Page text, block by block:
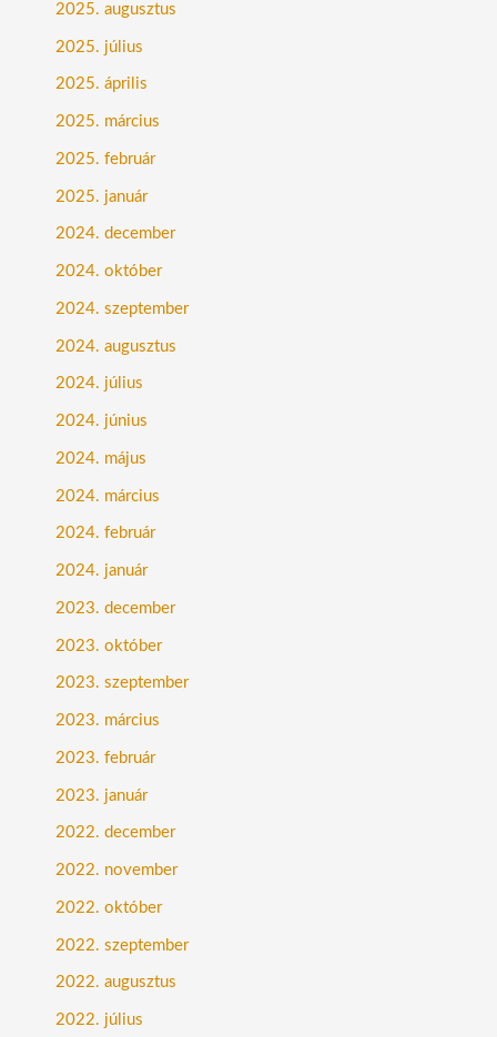
2025. augusztus
2025. július
2025. április
2025. március
2025. február
2025. január
2024. december
2024. október
2024. szeptember
2024. augusztus
2024. július
2024. június
2024. május
2024. március
2024. február
2024. január
2023. december
2023. október
2023. szeptember
2023. március
2023. február
2023. január
2022. december
2022. november
2022. október
2022. szeptember
2022. augusztus
2022. július